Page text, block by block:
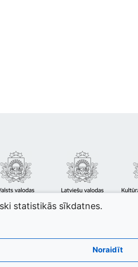
statistikās sīkdatnes.
Noraidīt